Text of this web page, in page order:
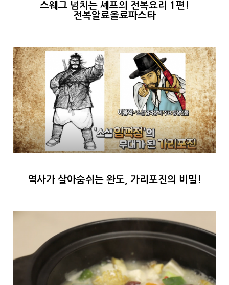
스웨그 넘치는 셰프의 전복요리 1편!
전복알료올료파스타
역사가 살아숨쉬는 완도, 가리포진의 비밀!